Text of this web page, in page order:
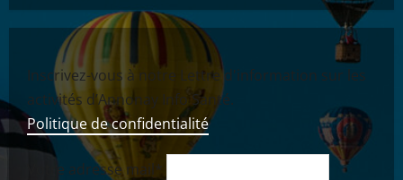
Inscrivez-vous à notre Lettre d'information sur les
activités d’Annonay Info Santé.
Politique de confidentialité
Votre adresse mail*